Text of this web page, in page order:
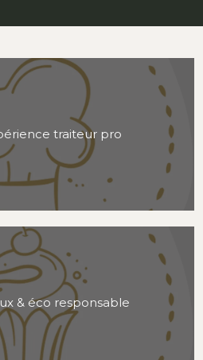
traiteur pro
& éco responsable